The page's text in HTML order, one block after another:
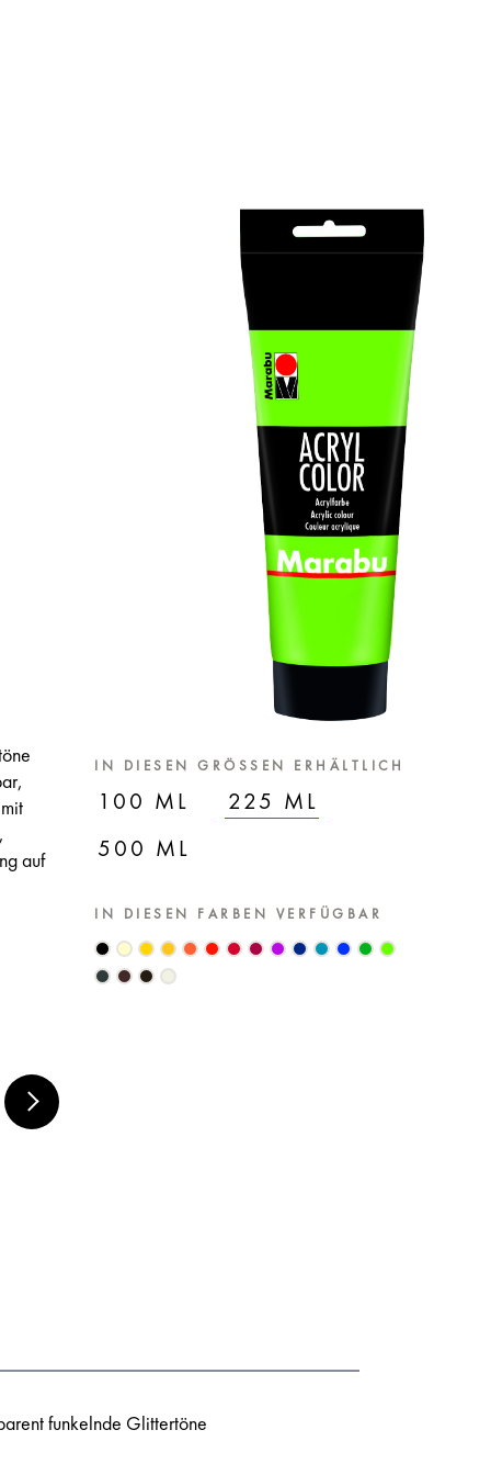
auf
IN DIESEN GRÖSSEN ERHÄLTLICH
100 ML 225 ML
500 ML
IN DIESEN FARBEN VERFÜGBAR
funkelnde Glittertöne